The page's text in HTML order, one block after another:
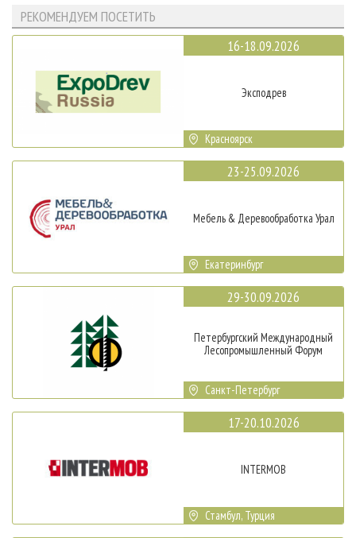
РЕКОМЕНДУЕМ ПОСЕТИТЬ
16-18.09.2026
Эксподрев
Красноярск
23-25.09.2026
Мебель & Деревообработка Урал
Екатеринбург
29-30.09.2026
Петербургский Международный
Лесопромышленный Форум
Санкт-Петербург
17-20.10.2026
INTERMOB
Стамбул, Турция